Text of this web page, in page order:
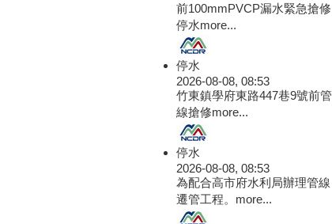
前100mmPVCP漏水緊急搶修
停水more...
停水
2026-08-08, 08:53
竹東鎮學府東路447巷9號前管
線搶修more...
停水
2026-08-08, 08:53
為配合高市府水利局辦理管線
遷管工程。 more...